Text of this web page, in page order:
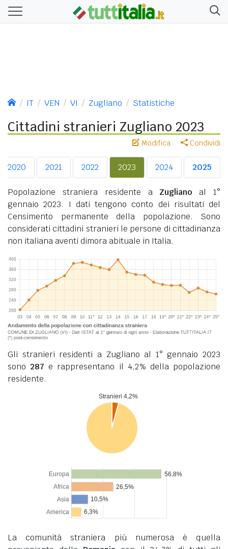
IT VEN VI Zugliano Statistiche
Cittadini stranieri Zugliano 2023
Modifica Condividi
2020 2021 2022 2023 2024 2025
Popolazione straniera residente a Zugliano al 1°
gennaio 2023. I dati tengono conto dei risultati del
Censimento permanente della popolazione. Sono
considerati cittadini stranieri le persone di cittadinanza
non italiana aventi dimora abituale in Italia.
Gli stranieri residenti a Zugliano al 1° gennaio 2023
sono 287 e rappresentano il 4,2% della popolazione
residente.
La comunità straniera più numerosa è quella